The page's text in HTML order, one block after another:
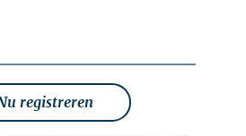
registreren